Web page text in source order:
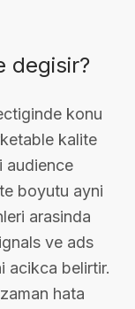
degisir?
konu
kalite
audience
boyutu ayni
arasinda
ve ads
acikca belirtir.
hata